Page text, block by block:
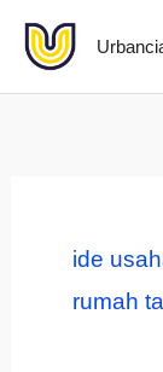
Lewati
konten
ide
rumah